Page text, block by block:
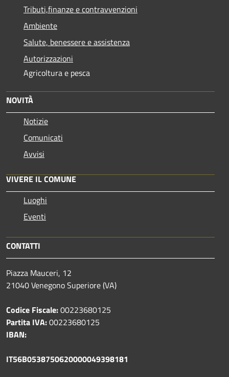
Tributi,finanze e contravvenzioni
Ambiente
Salute, benessere e assistenza
Autorizzazioni
Agricoltura e pesca
NOVITÀ
Notizie
Comunicati
Avvisi
VIVERE IL COMUNE
Luoghi
Eventi
CONTATTI
Piazza Mauceri, 12
21040 Venegono Superiore (VA)
Codice Fiscale:00223680125
Partita IVA:00223680125
IBAN:
IT56B0538750620000049398181